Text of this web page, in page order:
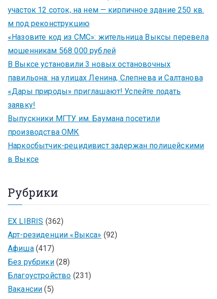
участок 12 соток, на нем — кирпичное здание 250 кв.
м под реконструкцию
«Назовите код из СМС»: жительница Выксы перевела
мошенникам 568 000 рублей
В Выксе установили 3 новых остановочных
павильона: на улицах Ленина, Слепнева и Салтанова
«Дары природы» приглашают! Успейте подать
заявку!
Выпускники МГТУ им. Баумана посетили
производства ОМК
Наркосбытчик-рецидивист задержан полицейскими
в Выксе
Рубрики
EX LIBRIS (362)
Арт-резиденции «Выкса» (92)
Афиша(417)
Без рубрики(28)
Благоустройство (231)
Вакансии (5)